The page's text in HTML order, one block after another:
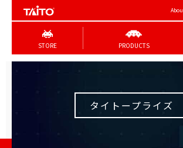
STORE PRODUCTS
タイトープライズ